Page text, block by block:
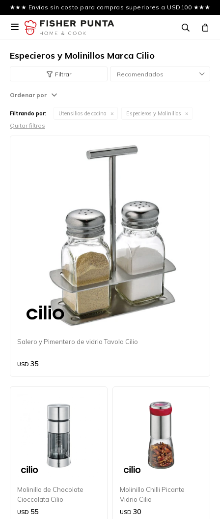
★★★ Envíos sin costo para compras superiores a USD100 ★★★

Especieros y Molinillos Marca Cilio
Recomendados
Ordenar por
Filtrando por: Utensilios de cocina Especieros y Molinillos
Quitar filtros
Salero y Pimentero de vidrio Tavola Cilio
USD 35
Molinillo de Chocolate
Cioccolata Cilio
USD 55
Molinillo Chilli Picante
Vidrio Cilio
USD 30